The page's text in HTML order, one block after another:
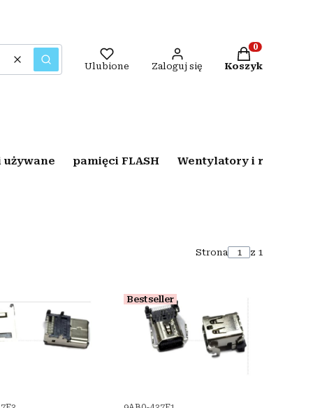
WyczyśćSzukaj Ulubione Zaloguj się
Produkty w
Koszyk
używane pamięci FLASH Wentylatory i radiatory
Strona z 1
Bestseller
Kod produktu